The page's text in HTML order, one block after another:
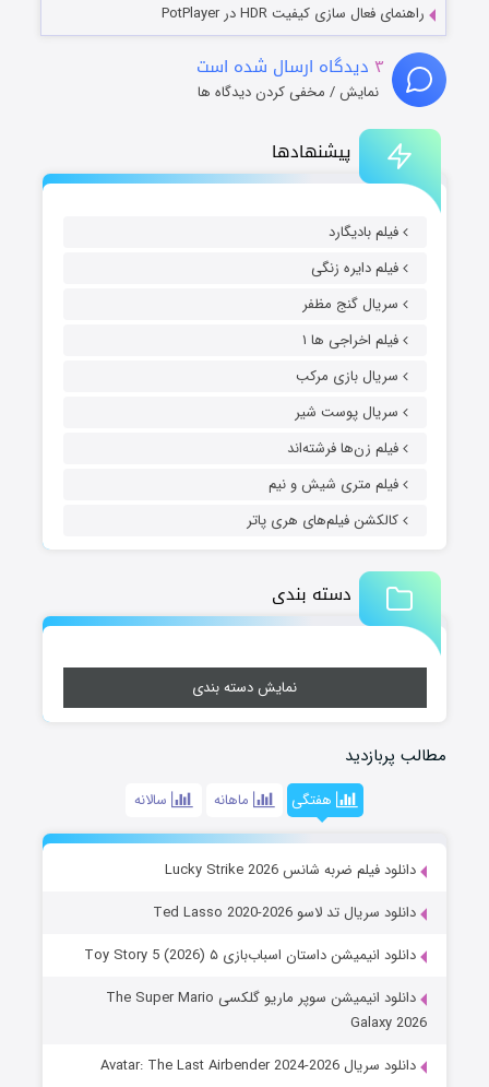
پیشنهادها
فیلم بادیگارد
فیلم دایره زنگی
سریال گنج مظفر
فیلم اخراجی ها ۱
سریال بازی مرکب
سریال پوست شیر
فیلم زن‌ها فرشته‌اند
فیلم متری شیش و نیم
کالکشن فیلم‌های هری پاتر
دسته بندی
نمایش دسته بندی
مطالب پربازدید
هفتگی ماهانه سالانه
دانلود فیلم ضربه شانس Lucky Strike 2026
دانلود سریال تد لاسو Ted Lasso 2020-2026
دانلود انیمیشن داستان اسباب‌بازی ۵ Toy Story 5 (2026)
دانلود انیمیشن سوپر ماریو گلکسی The Super Mario
Galaxy 2026
دانلود سریال Avatar: The Last Airbender 2024-2026
راهنمای فعال سازی کیفیت HDR در PotPlayer
۳ دیدگاه ارسال شده است
نمایش / مخفی کردن دیدگاه ها